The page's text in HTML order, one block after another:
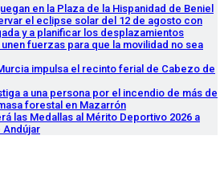
en la Plaza de la Hispanidad de Beniel
el eclipse solar del 12 de agosto con
y a planificar los desplazamientos
unen fuerzas para que la movilidad no sea
impulsa el recinto ferial de Cabezo de
a una persona por el incendio de más de
forestal en Mazarrón
las Medallas al Mérito Deportivo 2026 a
Andújar